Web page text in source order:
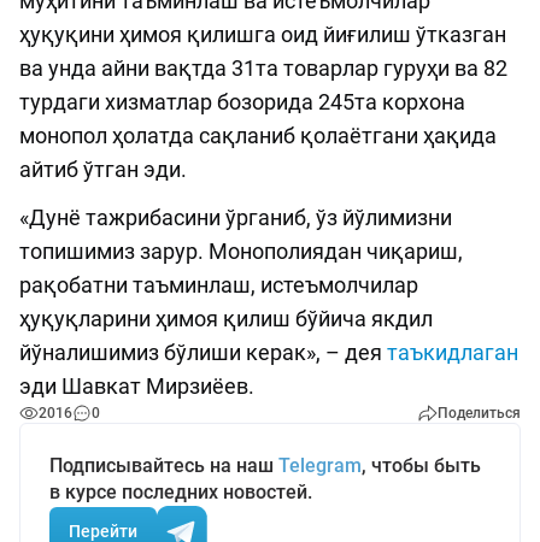
ҳуқуқини ҳимоя қилишга оид йиғилиш ўтказган
ва унда айни вақтда 31та товарлар гуруҳи ва 82
турдаги хизматлар бозорида 245та корхона
монопол ҳолатда сақланиб қолаётгани ҳақида
айтиб ўтган эди.
«Дунё тажрибасини ўрганиб, ўз йўлимизни
топишимиз зарур. Монополиядан чиқариш,
рақобатни таъминлаш, истеъмолчилар
ҳуқуқларини ҳимоя қилиш бўйича якдил
йўналишимиз бўлиши керак», – дея таъкидлаган
эди Шавкат Мирзиёев.
2016 0 Поделиться
Подписывайтесь на наш Telegram, чтобы быть
в курсе последних новостей.
Перейти